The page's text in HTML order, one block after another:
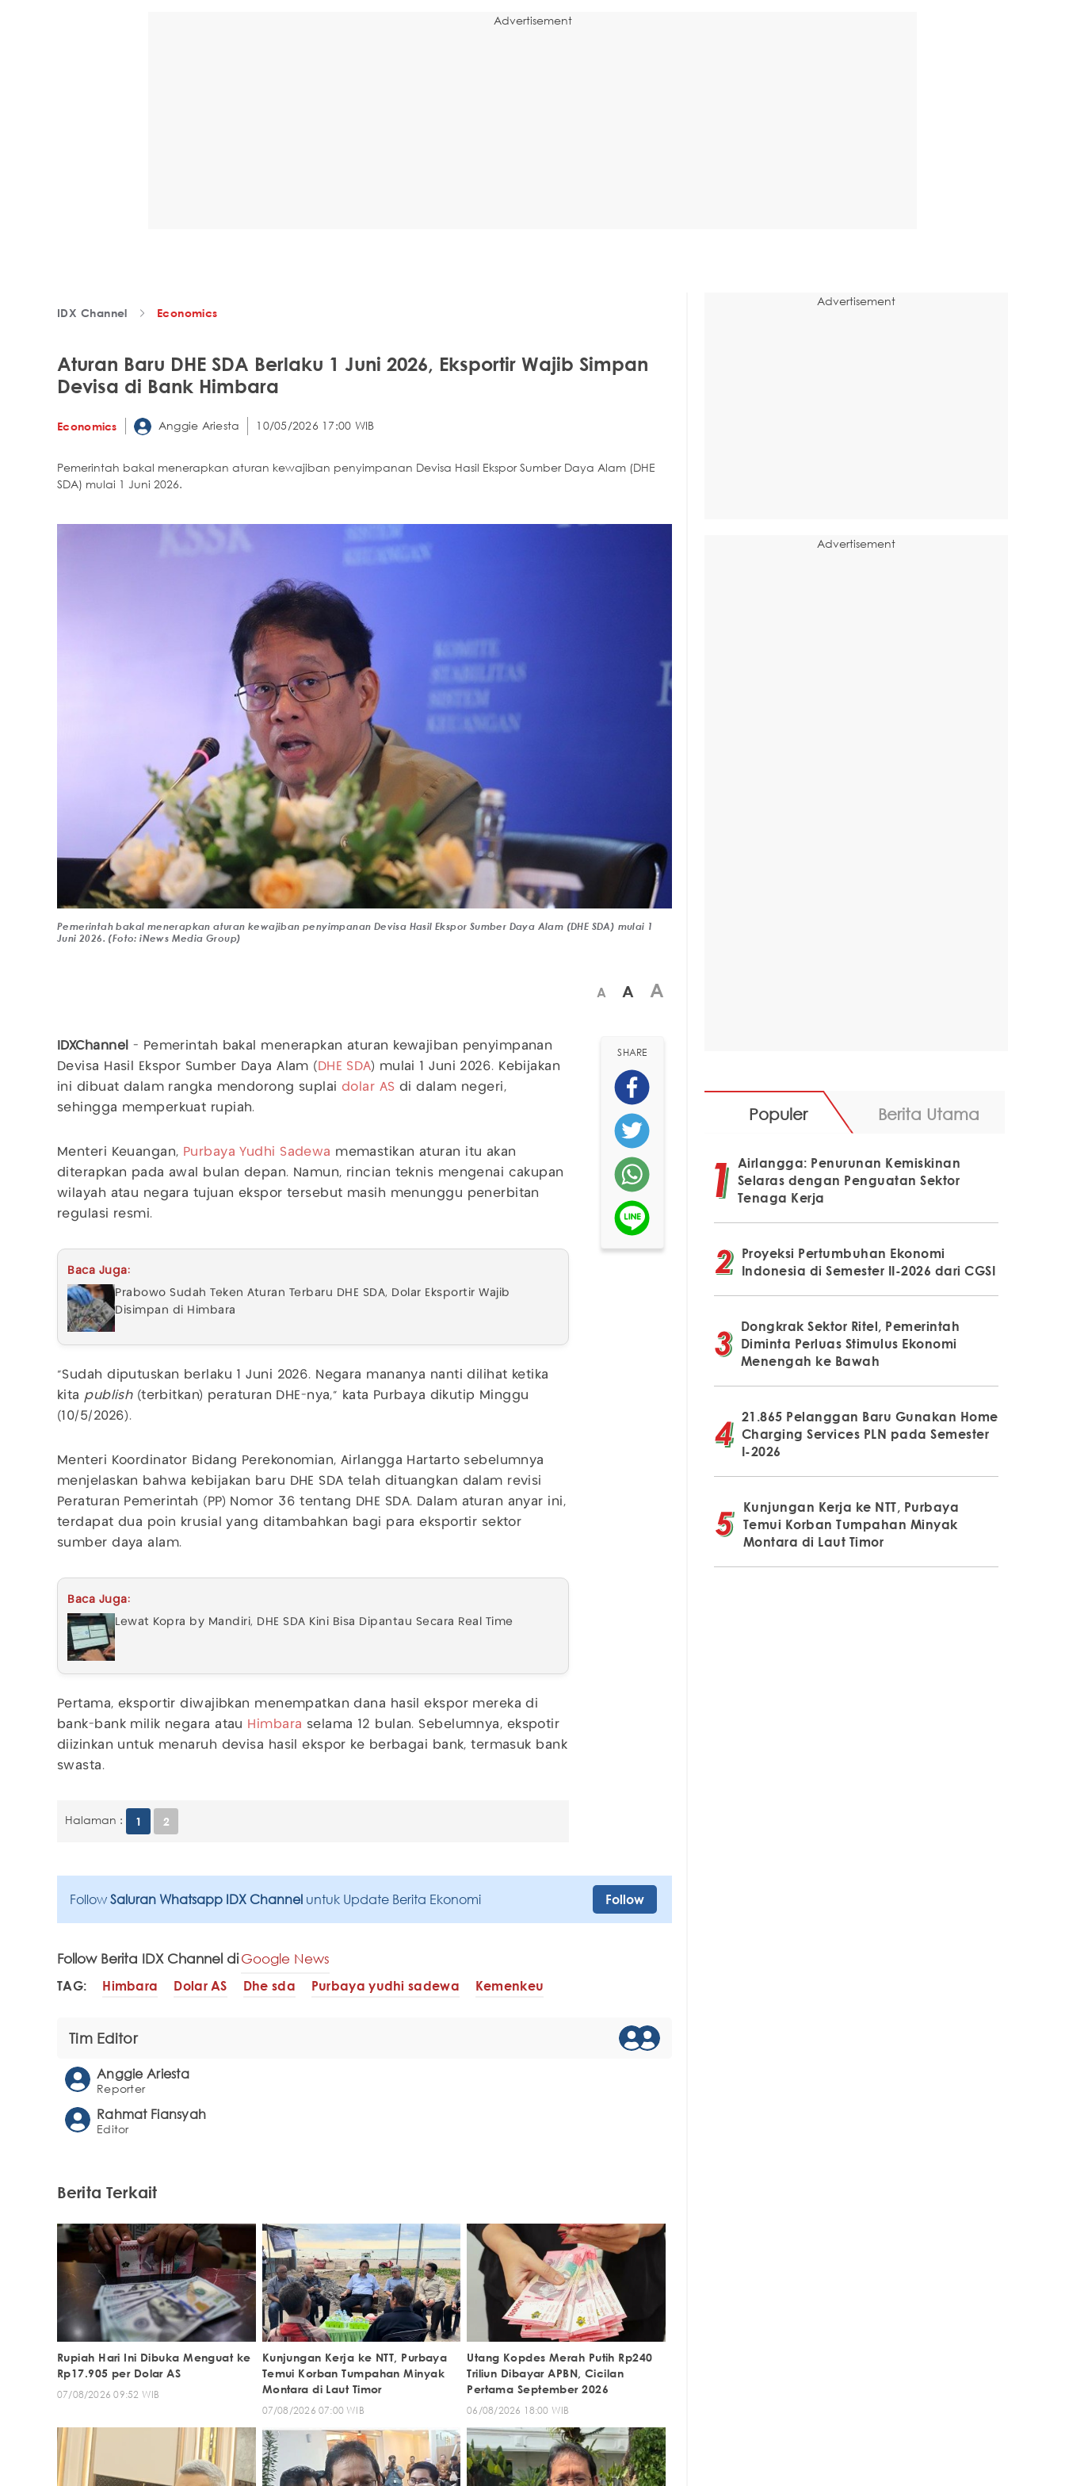
Advertisement
IDX Channel Economics
Aturan Baru DHE SDA Berlaku 1 Juni 2026, Eksportir Wajib Simpan
Devisa di Bank Himbara
Economics Anggie Ariesta 10/05/2026 17:00 WIB
Pemerintah bakal menerapkan aturan kewajiban penyimpanan Devisa Hasil Ekspor Sumber Daya Alam (DHE
SDA) mulai 1 Juni 2026.
Pemerintah bakal menerapkan aturan kewajiban penyimpanan Devisa Hasil Ekspor Sumber Daya Alam (DHE SDA) mulai 1
Juni 2026. (Foto: iNews Media Group)
A A A
IDXChannel - Pemerintah bakal menerapkan aturan kewajiban penyimpanan
Devisa Hasil Ekspor Sumber Daya Alam ( DHE SDA) mulai 1 Juni 2026. Kebijakan
ini dibuat dalam rangka mendorong suplaidolar AS di dalam negeri,
sehingga memperkuat rupiah.
Menteri Keuangan, Purbaya Yudhi Sadewa memastikan aturan itu akan
diterapkan pada awal bulan depan. Namun, rincian teknis mengenai cakupan
wilayah atau negara tujuan ekspor tersebut masih menunggu penerbitan
regulasi resmi.
Baca Juga:
Prabowo Sudah Teken Aturan Terbaru DHE SDA, Dolar Eksportir Wajib
Disimpan di Himbara
“Sudah diputuskan berlaku 1 Juni 2026. Negara mananya nanti dilihat ketika
kita publish (terbitkan) peraturan DHE-nya,” kata Purbaya dikutip Minggu
(10/5/2026).
Menteri Koordinator Bidang Perekonomian, Airlangga Hartarto sebelumnya
menjelaskan bahwa kebijakan baru DHE SDA telah dituangkan dalam revisi
Peraturan Pemerintah (PP) Nomor 36 tentang DHE SDA. Dalam aturan anyar ini,
terdapat dua poin krusial yang ditambahkan bagi para eksportir sektor
sumber daya alam.
Baca Juga:
Lewat Kopra by Mandiri, DHE SDA Kini Bisa Dipantau Secara Real Time
Pertama, eksportir diwajibkan menempatkan dana hasil ekspor mereka di
bank-bank milik negara atau Himbara selama 12 bulan. Sebelumnya, ekspotir
diizinkan untuk menaruh devisa hasil ekspor ke berbagai bank, termasuk bank
swasta.
Halaman : 1 2
SHARE
Follow Saluran Whatsapp IDX Channel untuk Update Berita Ekonomi Follow
Follow Berita IDX Channel diGoogle News
TAG: Himbara Dolar AS Dhe sda Purbaya yudhi sadewa Kemenkeu
Tim Editor
Anggie Ariesta
Reporter
Rahmat Fiansyah
Editor
Berita Terkait
Rupiah Hari Ini Dibuka Menguat ke
Rp17.905 per Dolar AS
07/08/2026 09:52 WIB
Kunjungan Kerja ke NTT, Purbaya
Temui Korban Tumpahan Minyak
Montara di Laut Timor
07/08/2026 07:00 WIB
Utang Kopdes Merah Putih Rp240
Triliun Dibayar APBN, Cicilan
Pertama September 2026
06/08/2026 18:00 WIB
Advertisement
Advertisement
Populer Berita Utama
Airlangga: Penurunan Kemiskinan
Selaras dengan Penguatan Sektor
Tenaga Kerja
Proyeksi Pertumbuhan Ekonomi
Indonesia di Semester II-2026 dari CGSI
Dongkrak Sektor Ritel, Pemerintah
Diminta Perluas Stimulus Ekonomi
Menengah ke Bawah
21.865 Pelanggan Baru Gunakan Home
Charging Services PLN pada Semester
I-2026
Kunjungan Kerja ke NTT, Purbaya
Temui Korban Tumpahan Minyak
Montara di Laut Timor